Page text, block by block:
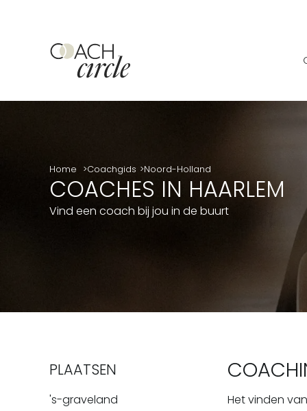
Home Coachgids Noord-Holland
COACHES IN HAARLEM
Vind een coach bij jou in de buurt
PLAATSEN
's-graveland
Het vinden